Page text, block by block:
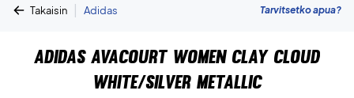
Takaisin | Adidas Tarvitsetko apua?
Adidas Avacourt Women Clay Cloud
White/Silver Metallic